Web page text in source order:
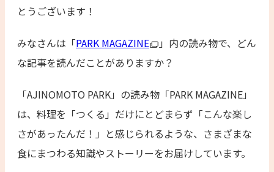
とうございます！
みなさんは「PARK MAGAZINE
」内の読み物で、どん
な記事を読んだことがありますか？
「AJINOMOTO PARK」の読み物「PARK MAGAZINE」
は、料理を「つくる」だけにとどまらず「こんな楽し
さがあったんだ！」と感じられるような、さまざまな
食にまつわる知識やストーリーをお届けしています。